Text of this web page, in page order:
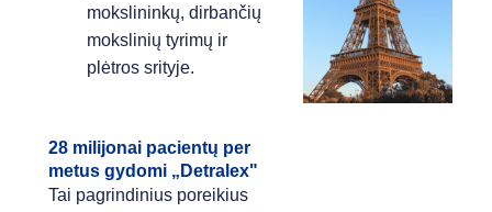
mokslininkų, dirbančių
mokslinių tyrimų ir
plėtros srityje.
28 milijonai pacientų per
metus gydomi „Detralex"
Tai pagrindinius poreikius